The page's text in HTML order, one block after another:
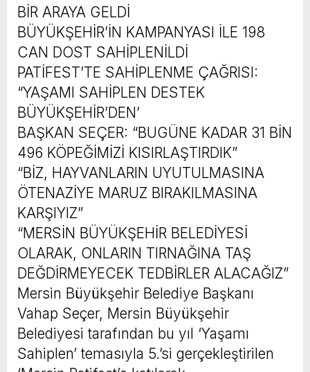
BİR ARAYA GELDİ
BÜYÜKŞEHİR’İN KAMPANYASI İLE 198
CAN DOST SAHİPLENİLDİ
PATİFEST’TE SAHİPLENME ÇAĞRISI:
“YAŞAMI SAHİPLEN DESTEK
BÜYÜKŞEHİR’DEN’
BAŞKAN SEÇER: “BUGÜNE KADAR 31 BİN
496 KÖPEĞİMİZİ KISIRLAŞTIRDIK”
“BİZ, HAYVANLARIN UYUTULMASINA
ÖTENAZİYE MARUZ BIRAKILMASINA
KARŞIYIZ”
“MERSİN BÜYÜKŞEHİR BELEDİYESİ
OLARAK, ONLARIN TIRNAĞINA TAŞ
DEĞDİRMEYECEK TEDBİRLER ALACAĞIZ”
Mersin Büyükşehir Belediye Başkanı
Vahap Seçer, Mersin Büyükşehir
Belediyesi tarafından bu yıl ‘Yaşamı
Sahiplen’ temasıyla 5.’si gerçekleştirilen